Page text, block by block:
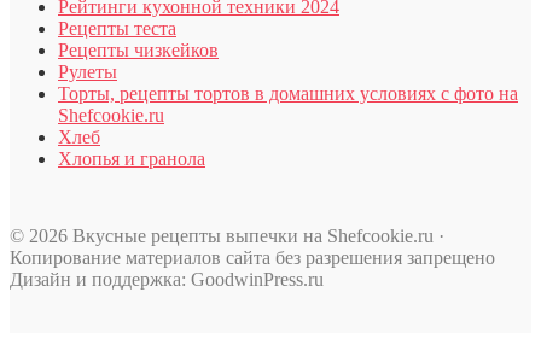
Рейтинги кухонной техники 2024
Рецепты теста
Рецепты чизкейков
Рулеты
Торты, рецепты тортов в домашних условиях с фото на
Shefcookie.ru
Хлеб
Хлопья и гранола
© 2026 Вкусные рецепты выпечки на Shefcookie.ru ·
Копирование материалов сайта без разрешения запрещено
Дизайн и поддержка: GoodwinPress.ru